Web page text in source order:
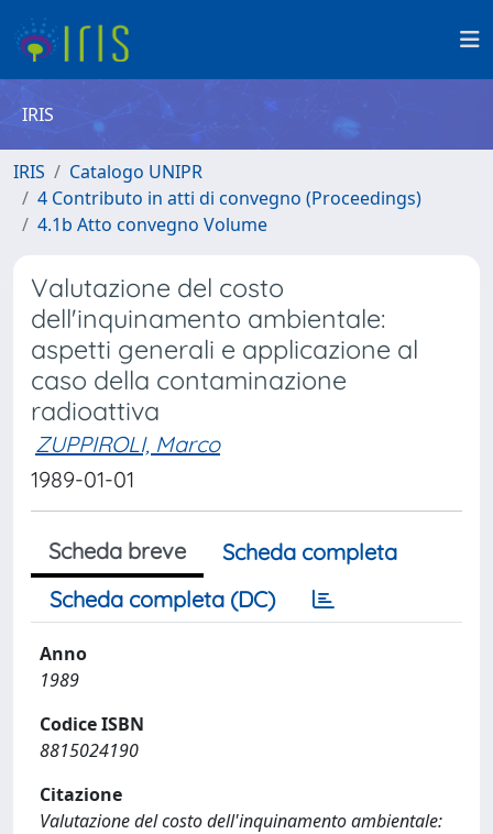
IRIS
IRIS
Catalogo UNIPR
4 Contributo in atti di convegno (Proceedings)
4.1b Atto convegno Volume
Valutazione del costo
dell'inquinamento ambientale:
aspetti generali e applicazione al
caso della contaminazione
radioattiva
ZUPPIROLI, Marco
1989-01-01
Scheda breve
Scheda completa
Scheda completa (DC)
Anno
1989
Codice ISBN
8815024190
Citazione
Valutazione del costo dell'inquinamento ambientale: